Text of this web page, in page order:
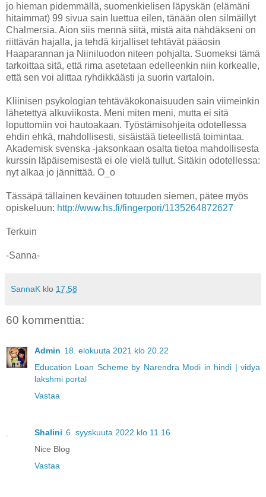
jo hieman pidemmällä, suomenkielisen läpyskän (elämäni
hitaimmat) 99 sivua sain luettua eilen, tänään olen silmäillyt
Chalmersia. Aion siis mennä siitä, mistä aita nähdäkseni on
riittävän hajalla, ja tehdä kirjalliset tehtävät pääosin
Haaparannan ja Niiniluodon niteen pohjalta. Suomeksi tämä
tarkoittaa sitä, että rima asetetaan edelleenkin niin korkealle,
että sen voi alittaa ryhdikkäästi ja suorin vartaloin.
Kliinisen psykologian tehtäväkokonaisuuden sain viimeinkin
lähetettyä alkuviikosta. Meni miten meni, mutta ei sitä
loputtomiin voi hautoakaan. Työstämisohjeita odotellessa
ehdin ehkä, mahdollisesti, sisäistää tieteellistä toimintaa.
Akademisk svenska -jaksonkaan osalta tietoa mahdollisesta
kurssin läpäisemisestä ei ole vielä tullut. Sitäkin odotellessa:
nyt alkaa jo jännittää. O_o
Tässäpä tällainen keväinen totuuden siemen, pätee myös
opiskeluun: http://www.hs.fi/fingerpori/1135264872627
Terkuin
-Sanna-
SannaK klo 17.58
60 kommenttia:
Admin 18. elokuuta 2021 klo 20.22
Education Loan Scheme by Narendra Modi in hindi | vidya
lakshmi portal
Vastaa
Shalini 6. syyskuuta 2022 klo 11.16
Nice Blog
Vastaa